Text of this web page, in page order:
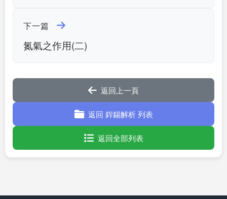
下一篇
氮氣之作用(二)
返回上一頁
返回 銲錫解析 列表
返回全部列表